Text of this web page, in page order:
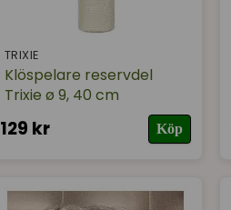
TRIXIE
Klöspelare reservdel
Trixie ø 9, 40 cm
129 kr Köp